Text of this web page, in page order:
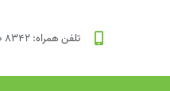
تلفن همراه: ۸۳۴۲ ۱۲۰ ۰۹۱۲